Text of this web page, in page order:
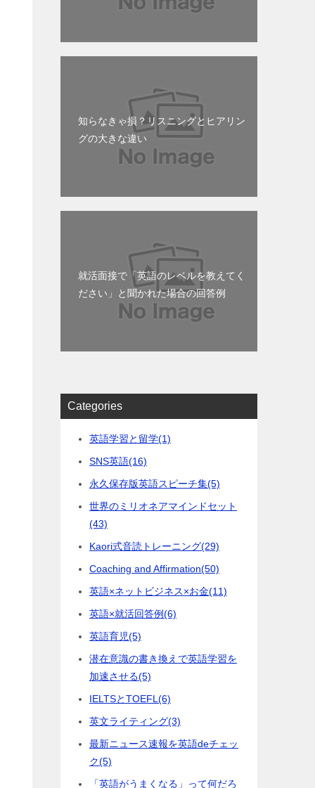
知らなきゃ損？リスニングとヒアリン
グの大きな違い
就活面接で「英語のレベルを教えてく
ださい」と聞かれた場合の回答例
Categories
英語学習と留学(1)
SNS英語(16)
永久保存版英語スピーチ集(5)
世界のミリオネアマインドセット
(43)
Kaori式音読トレーニング(29)
Coaching and Affirmation(50)
英語×ネットビジネス×お金(11)
英語×就活回答例(6)
英語育児(5)
潜在意識の書き換えで英語学習を
加速させる(5)
IELTSとTOEFL (6)
英文ライティング(3)
最新ニュース速報を英語deチェッ
ク(5)
「英語がうまくなる」って何だろ